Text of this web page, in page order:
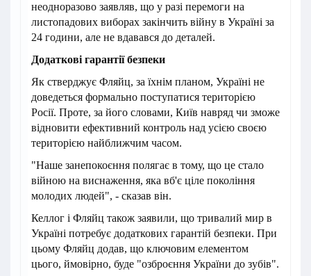
неодноразово заявляв, що у разі перемоги на
листопадових виборах закінчить війну в Україні за
24 години, але не вдавався до деталей.
Додаткові гарантії безпеки
Як стверджує Фляйц, за їхнім планом, Україні не
доведеться формально поступатися територією
Росії. Проте, за його словами, Київ навряд чи зможе
відновити ефективний контроль над усією своєю
територією найближчим часом.
"Наше занепокоєння полягає в тому, що це стало
війною на виснаження, яка вб'є ціле покоління
молодих людей", - сказав він.
Келлог і Фляйц також заявили, що тривалий мир в
Україні потребує додаткових гарантій безпеки. При
цьому Фляйц додав, що ключовим елементом
цього, ймовірно, буде "озброєння України до зубів".